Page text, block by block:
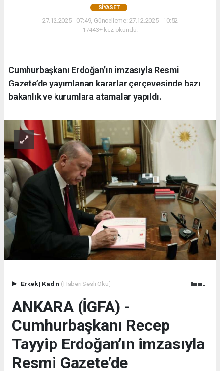
SIYASET
27.12.2025 - 07:49, Güncelleme: 27.12.2025 - 10:52
17443+ kez okundu.
Cumhurbaşkanı Erdoğan’ın imzasıyla Resmi
Gazete’de yayımlanan kararlar çerçevesinde bazı
bakanlık ve kurumlara atamalar yapıldı.
Erkek| Kadın (Haberi Sesli Oku)
ANKARA (İGFA) -
Cumhurbaşkanı Recep
Tayyip Erdoğan’ın imzasıyla
Resmi Gazete’de